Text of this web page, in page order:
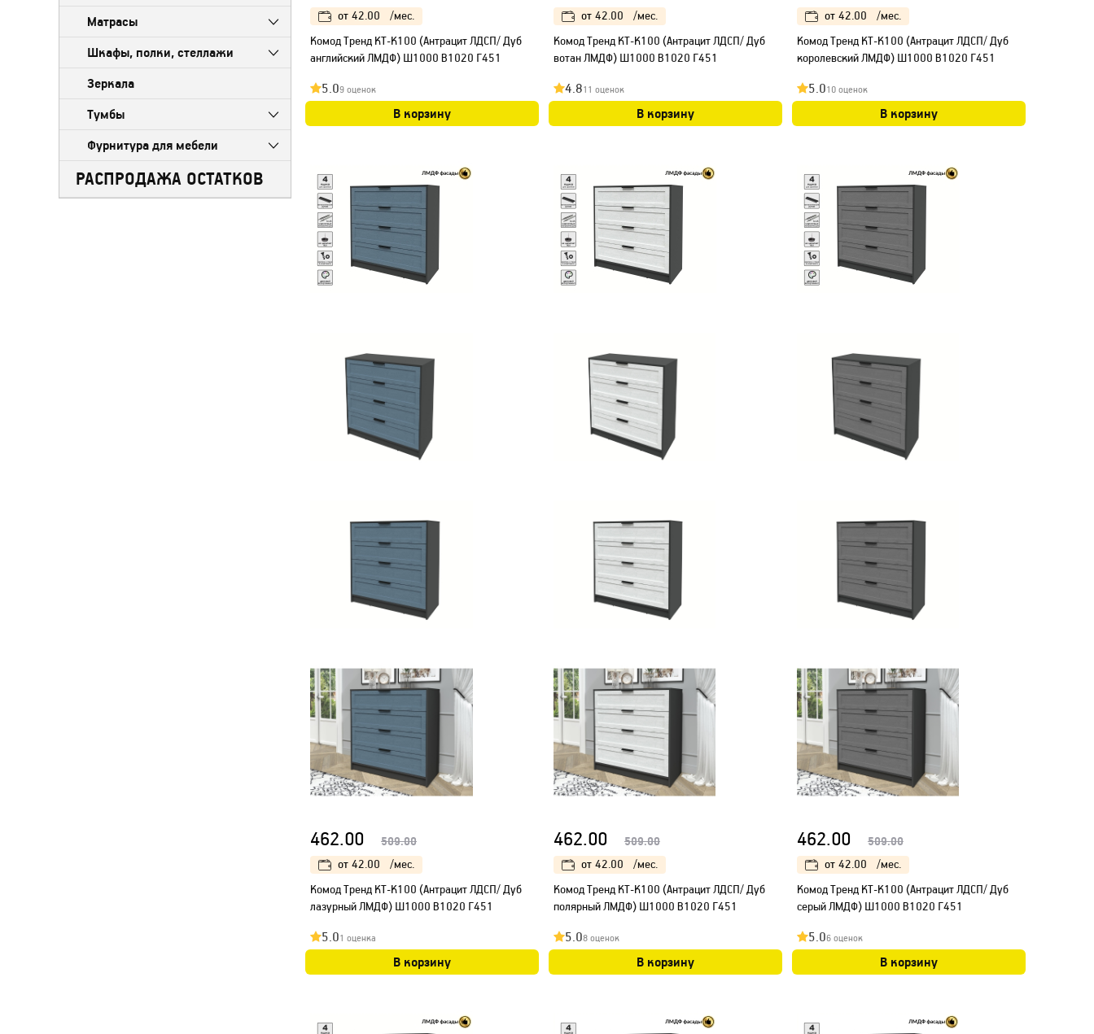
Матрасы
Шкафы, полки, стеллажи
Зеркала
Тумбы
Фурнитура для мебели
РАСПРОДАЖА ОСТАТКОВ
от 42.00
/мес.
Kомод Тренд КТ-К100 (Антрацит ЛДСП/ Дуб
английский ЛМДФ) Ш1000 В1020 Г451
5.09 оценок
В корзину
от 42.00
/мес.
Kомод Тренд КТ-К100 (Антрацит ЛДСП/ Дуб
вотан ЛМДФ) Ш1000 В1020 Г451
4.811 оценок
В корзину
от 42.00
/мес.
Kомод Тренд КТ-К100 (Антрацит ЛДСП/ Дуб
королевский ЛМДФ) Ш1000 В1020 Г451
5.010 оценок
В корзину
462.00 509.00
от 42.00
/мес.
Kомод Тренд КТ-К100 (Антрацит ЛДСП/ Дуб
лазурный ЛМДФ) Ш1000 В1020 Г451
5.01 оценка
В корзину
462.00 509.00
от 42.00
/мес.
Kомод Тренд КТ-К100 (Антрацит ЛДСП/ Дуб
полярный ЛМДФ) Ш1000 В1020 Г451
5.08 оценок
В корзину
462.00 509.00
от 42.00
/мес.
Kомод Тренд КТ-К100 (Антрацит ЛДСП/ Дуб
серый ЛМДФ) Ш1000 В1020 Г451
5.06 оценок
В корзину